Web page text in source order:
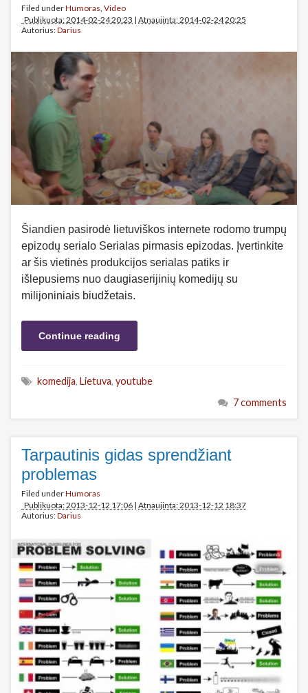
Filed underHumoras Video
Publikuota: 2014-02-24 20:23 | Atnaujinta: 2014-02-24 20:25
Autorius:Darius
Šiandien pasirodė lietuviškos internete rodomo trumpų
epizodų serialo Serialas pirmasis epizodas. Įvertinkite
ar šis vietinės produkcijos serialas patiks ir
išlepusiems nuo daugiaserijinių komedijų su
milijoniniais biudžetais.
Continue reading
komedija, Lietuva, youtube
7 comments
Tarpautinis gidas sprendžiant
problemas
Filed underHumoras
Publikuota: 2013-12-12 17:06 | Atnaujinta: 2013-12-12 18:37
Autorius:Darius